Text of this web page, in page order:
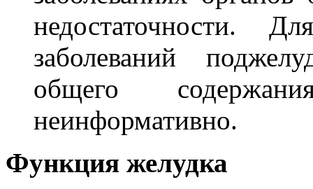
недостаточности.
заболеваний
общего
неинформативно.
Функция желудка